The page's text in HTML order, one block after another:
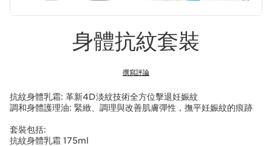
身體抗紋套裝
撰寫評論
抗紋身體乳霜: 革新4D淡紋技術全方位擊退妊娠紋
調和身體護理油: 緊緻、調理與改善肌膚彈性，撫平妊娠紋的痕跡
套裝包括:
抗紋身體乳霜 175ml